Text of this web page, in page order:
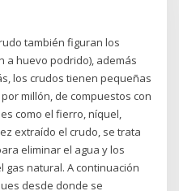
también figuran los
a huevo podrido), además
los crudos tienen pequeñas
millón, de compuestos con
como el fierro, níquel,
extraído el crudo, se trata
eliminar el agua y los
natural. A continuación
desde donde se